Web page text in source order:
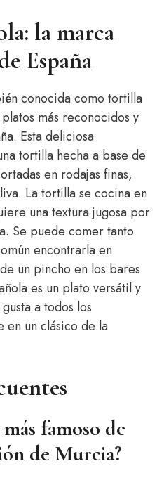
la marca
España
conocida como tortilla
más reconocidos y
Esta deliciosa
tortilla hecha a base de
en rodajas finas,
La tortilla se cocina en
una textura jugosa por
Se puede comer tanto
encontrarla en
un pincho en los bares
es un plato versátil y
a todos los
en un clásico de la
famoso de
de Murcia?